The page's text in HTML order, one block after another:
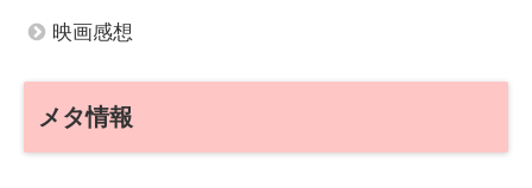
映画感想
メタ情報